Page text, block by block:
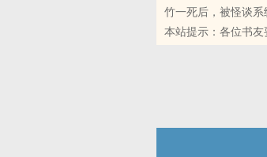
竹一死后，被怪谈
本站提示：各位书